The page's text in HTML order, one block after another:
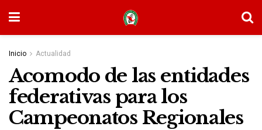
Inicio Actualidad
Acomodo de las entidades
federativas para los
Campeonatos Regionales